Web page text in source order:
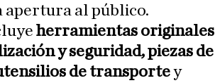
apertura al público.
herramientas originales
y seguridad, piezas de
de transportey